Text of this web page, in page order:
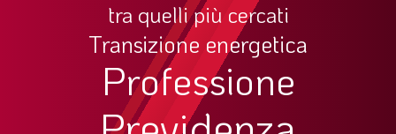
tra quelli più cercati
Transizione energetica
Professione